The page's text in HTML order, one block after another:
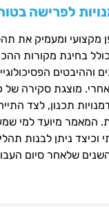
לפרישה
מקצועי ומעמיק את
בחינת מקורות
וההיבטים
מוצגת סקירה של
תכנון, לצד
המאמר מיועד למי
וכיצד ניתן לבנות
שלאחר סיום